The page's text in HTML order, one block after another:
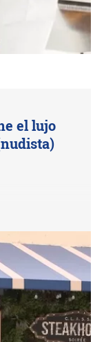
el lujo